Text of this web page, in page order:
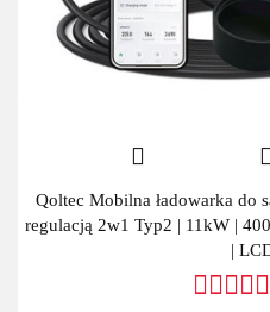
Qoltec Mobilna ładowarka do
regulacją 2w1 Typ2 | 11kW |
|